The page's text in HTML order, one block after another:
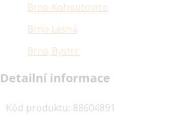
Brno Kohoutovice
Brno Lesná
Brno Bystrc
Detailní informace
Kód produktu: 88604891